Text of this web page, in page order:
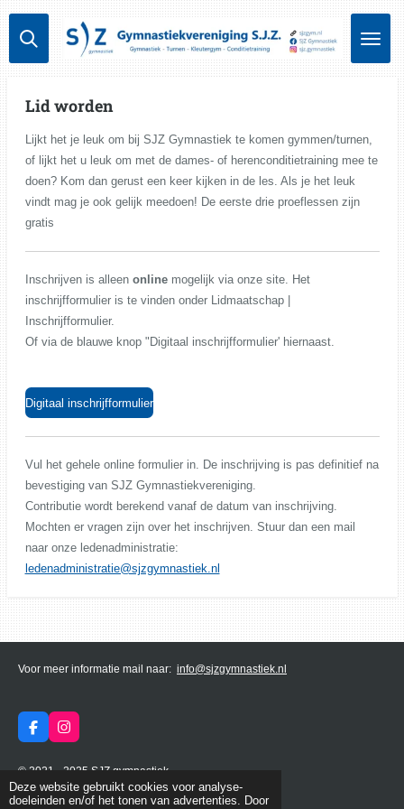
Deze website gebruikt cookies voor analyse-
doeleinden en/of het tonen van advertenties. Door
Ga
direct
naar
de
hoofdinhoud
Lid worden
Lijkt het je leuk om bij SJZ Gymnastiek te komen gymmen/turnen,
of lijkt het u leuk om met de dames- of herenconditietraining mee te
doen? Kom dan gerust een keer kijken in de les. Als je het leuk
vindt mag je ook gelijk meedoen! De eerste drie proeflessen zijn
gratis
Inschrijven is alleen onlinemogelijk via onze site. Het
inschrijfformulier is te vinden onder Lidmaatschap |
Inschrijfformulier.
Of via de blauwe knop "Digitaal inschrijfformulier' hiernaast.
Digitaal inschrijfformulier
Vul het gehele online formulier in. De inschrijving is pas definitief na
bevestiging van SJZ Gymnastiekvereniging.
Contributie wordt berekend vanaf de datum van inschrijving.
Mochten er vragen zijn over het inschrijven. Stuur dan een mail
naar onze ledenadministratie:
ledenadministratie@sjzgymnastiek.nl
Voor meer informatie mail naar: info@sjzgymnastiek.nl
F
a
e
b
o
I
n
t
a
g
© 2021 - 2025 SJZ gymnastiek
Powered byJouwWeb